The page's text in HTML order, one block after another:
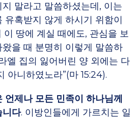
말라고 말씀하셨는데, 이는
유혹받지 않게 하시기 위함이
이 땅에 계실 때에도, 관심을 보
을 때 분명히 이렇게 말씀하
엘 집의 잃어버린 양 외에는 다
아니하였노라”(마 15:24).
언제나 모든 민족이 하나님께
니다. 이방인들에게 가르치는 일